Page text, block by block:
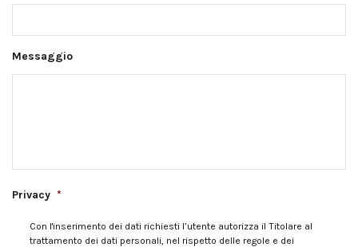
Messaggio
Privacy *
Con l'inserimento dei dati richiesti l’utente autorizza il Titolare al
trattamento dei dati personali, nel rispetto delle regole e dei